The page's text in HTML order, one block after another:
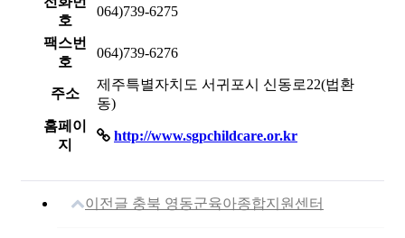
호
064)739-6275
팩스번
호
064)739-6276
주소
제주특별자치도 서귀포시 신동로22(법환
동)
홈페이
지
http://www.sgpchildcare.or.kr
이전글 충북 영동군육아종합지원센터